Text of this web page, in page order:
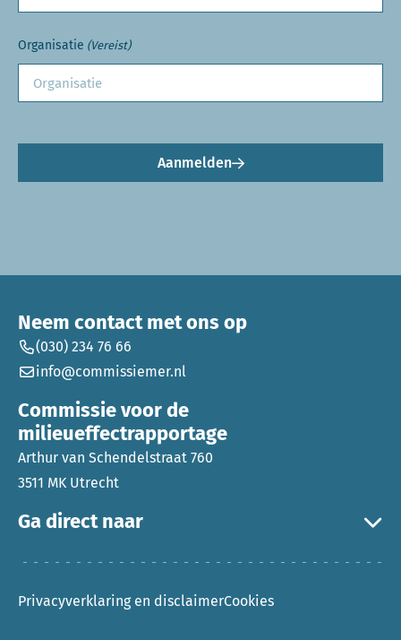
Organisatie (Vereist)
Aanmelden
Ga direct naar
Neem contact met ons op
(030) 234 76 66
info@commissiemer.nl
Commissie voor de
milieueffectrapportage
Arthur van Schendelstraat 760
3511 MK Utrecht
Privacyverklaring en disclaimerCookies